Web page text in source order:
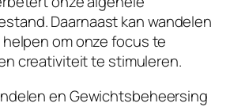
Daarnaast kan wandelen
om onze focus te
creativiteit te stimuleren.
en Gewichtsbeheersing